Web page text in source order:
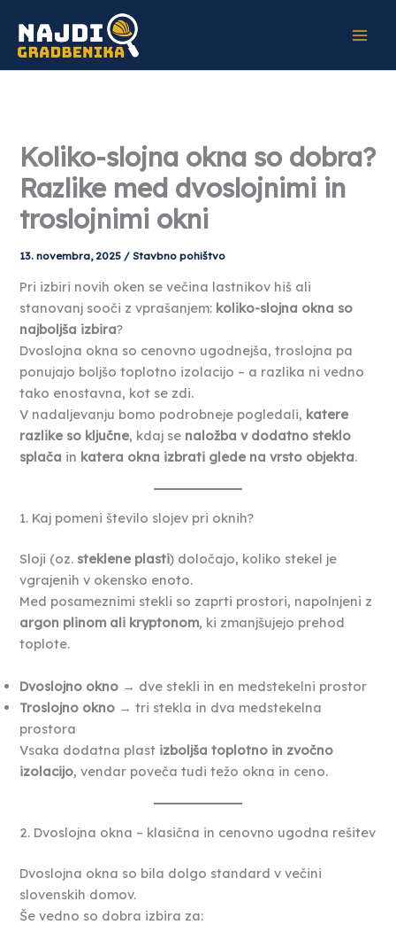
content
Koliko-slojna okna so dobra?
Razlike med dvoslojnimi in
troslojnimi okni
13. novembra, 2025 /Stavbno pohištvo
Pri izbiri novih oken se večina lastnikov hiš ali
stanovanj sooči z vprašanjem: koliko-slojna okna so
najboljša izbira?
Dvoslojna okna so cenovno ugodnejša, troslojna pa
ponujajo boljšo toplotno izolacijo – a razlika ni vedno
tako enostavna, kot se zdi.
V nadaljevanju bomo podrobneje pogledali, katere
razlike so ključne, kdaj se naložba v dodatno steklo
splača in katera okna izbrati glede na vrsto objekta.
1. Kaj pomeni število slojev pri oknih?
Sloji (oz. steklene plasti) določajo, koliko stekel je
vgrajenih v okensko enoto.
Med posameznimi stekli so zaprti prostori, napolnjeni z
argon plinom ali kryptonom, ki zmanjšujejo prehod
toplote.
Dvoslojno okno → dve stekli in en medstekelni prostor
Troslojno okno → tri stekla in dva medstekelna
prostora
Vsaka dodatna plast izboljša toplotno in zvočno
izolacijo, vendar poveča tudi težo okna in ceno.
2. Dvoslojna okna – klasična in cenovno ugodna rešitev
Dvoslojna okna so bila dolgo standard v večini
slovenskih domov.
Še vedno so dobra izbira za: